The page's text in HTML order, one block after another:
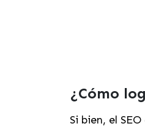
¿Cómo
Si bien, el